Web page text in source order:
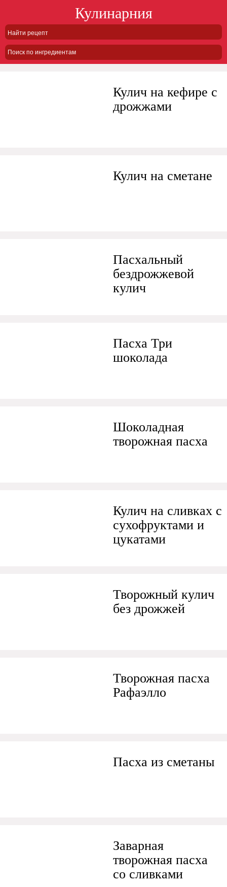
Кулинарния
Поиск по ингредиентам
Кулич на кефире с
дрожжами
Кулич на сметане
Пасхальный
бездрожжевой
кулич
Пасха Три
шоколада
Шоколадная
творожная пасха
Кулич на сливках с
сухофруктами и
цукатами
Творожный кулич
без дрожжей
Творожная пасха
Рафаэлло
Пасха из сметаны
Заварная
творожная пасха
со сливками